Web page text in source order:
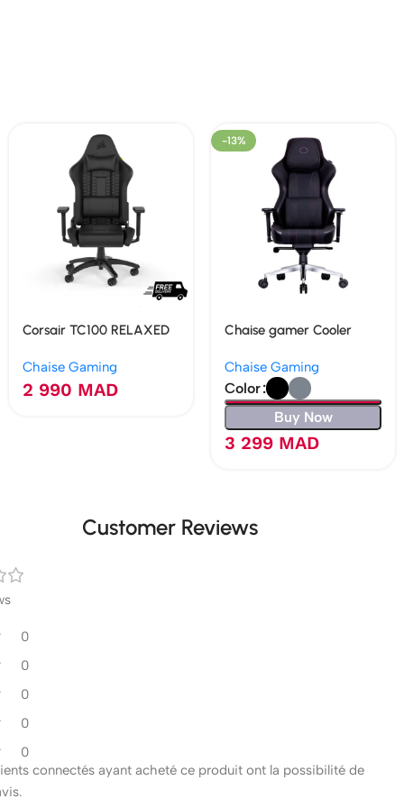
Corsair TC100 RELAXED
Chaise Gaming
2 990 MAD
-13%
Chaise gamer Cooler
Chaise Gaming
Color
Buy Now
3 299 MAD
Customer Reviews
0
0
0
0
0
connectés ayant acheté ce produit ont la possibilité de